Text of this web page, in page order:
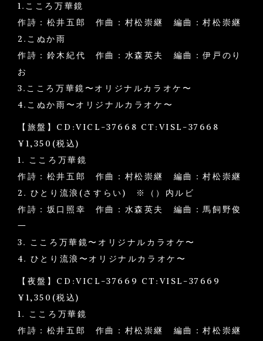
1.こころ万華鏡
作詩：松井五郎 作曲：村松崇継 編曲：村松崇継
2.こぬか雨
作詩：鈴木紀代 作曲：水森英夫 編曲：伊戸のり
お
3.こころ万華鏡〜オリジナルカラオケ〜
4.こぬか雨〜オリジナルカラオケ〜
【旅盤】CD:VICL-37668 CT:VISL-37668
¥1,350(税込)
1. こころ万華鏡
作詩：松井五郎 作曲：村松崇継 編曲：村松崇継
2. ひとり流浪(さすらい) ※（）内ルビ
作詩：坂口照幸 作曲：水森英夫 編曲：馬飼野俊
一
3. こころ万華鏡〜オリジナルカラオケ〜
4. ひとり流浪〜オリジナルカラオケ〜
【夜盤】CD:VICL-37669 CT:VISL-37669
¥1,350(税込)
1. こころ万華鏡
作詩：松井五郎 作曲：村松崇継 編曲：村松崇継